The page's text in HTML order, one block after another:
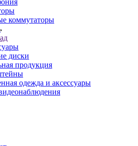
коммутаторы
диски
продукция
одежда и аксессуары